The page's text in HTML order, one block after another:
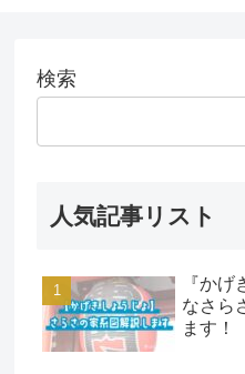
検索
人気記事リスト
『か
なさら
ます！